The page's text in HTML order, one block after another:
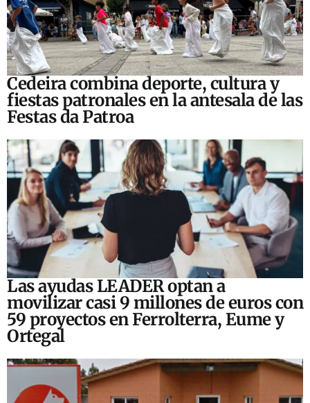
Cedeira combina deporte, cultura y
fiestas patronales en la antesala de las
Festas da Patroa
Las ayudas LEADER optan a
movilizar casi 9 millones de euros con
59 proyectos en Ferrolterra, Eume y
Ortegal